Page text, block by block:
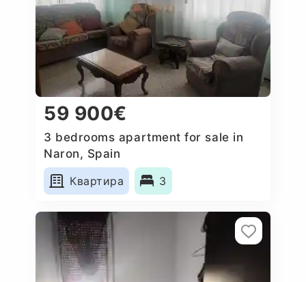
59 900€
3 bedrooms apartment for sale in
Naron, Spain
Квартира
3